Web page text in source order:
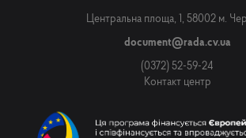
Центральна площа, 1, 58002 м.
document@rada.cv.ua
(0372) 52-59-24
Контакт центр